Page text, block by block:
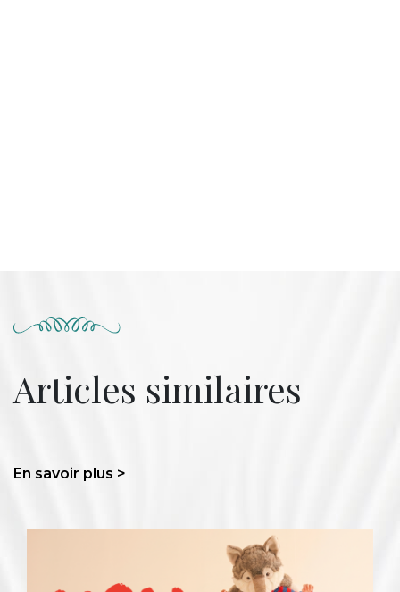
Articles similaires
En savoir plus >